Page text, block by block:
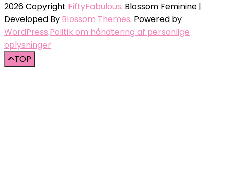
2026 Copyright FiftyFabulous. Blossom Feminine |
Developed By Blossom Themes. Powered by
WordPress.Politik om håndtering af personlige
oplysninger
TOP